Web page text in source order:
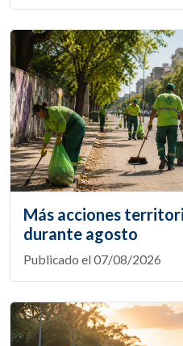
Más acciones
durante agosto
Publicado el 07/08/2026